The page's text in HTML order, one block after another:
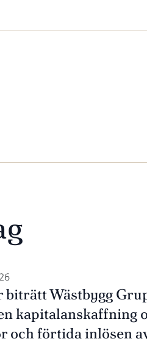
biträtt Wästbygg
kapitalanskaffning
och förtida inlösen